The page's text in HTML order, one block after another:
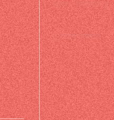
WordPress.org